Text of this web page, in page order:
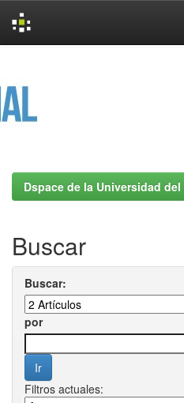
Dspace de la Universidad del
Buscar
Buscar:
por
Filtros actuales: